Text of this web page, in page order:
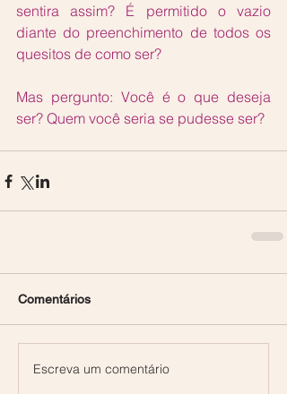
sentira assim? É permitido o vazio
diante do preenchimento de todos os
quesitos de como ser?
Mas pergunto: Você é o que deseja
ser? Quem você seria se pudesse ser?
Comentários
Escreva um comentário